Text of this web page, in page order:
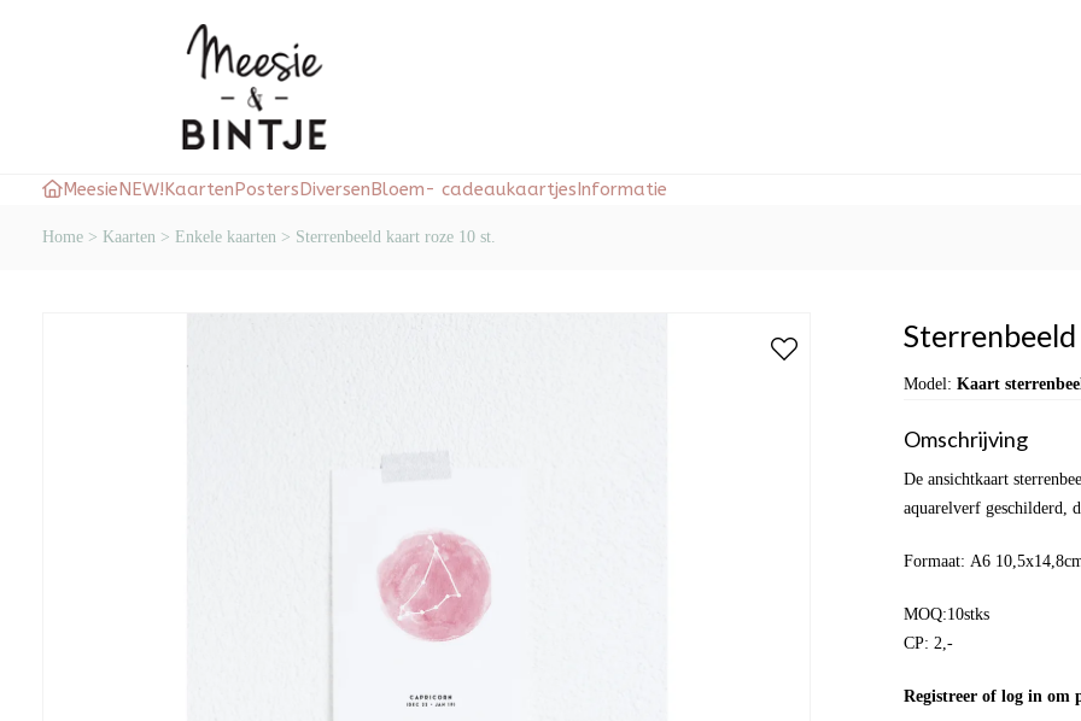
Meesie NEW! Kaarten Posters Diversen Bloem- cadeaukaartjes Informatie
Home > Kaarten > Enkele kaarten > Sterrenbeeld kaart roze 10 st.
Model: Kaart
Omschrijving
De ansichtkaart
aquarelverf geschilderd,
Formaat: A6
MOQ:10stks
CP: 2,-
Registreer of log in om